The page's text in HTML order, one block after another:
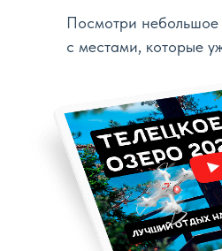
Посмотри небольшое
с местами, которые